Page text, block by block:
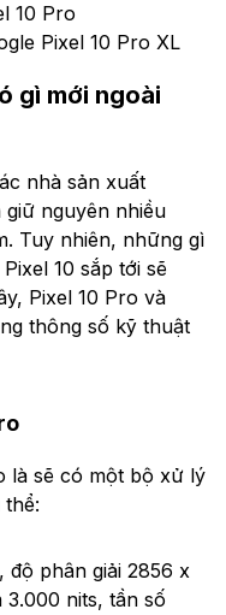
10 Pro
Pixel 10 Pro XL
gì mới ngoài
nhà sản xuất
nguyên nhiều
Tuy nhiên, những gì
10 sắp tới sẽ
Pixel 10 Pro và
thông số kỹ thuật
là sẽ có một bộ xử lý
độ phân giải 2856 x
3.000 nits, tần số